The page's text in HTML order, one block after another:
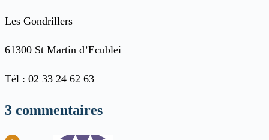
Les Gondrillers
61300 St Martin d’Ecublei
Tél : 02 33 24 62 63
3 commentaires